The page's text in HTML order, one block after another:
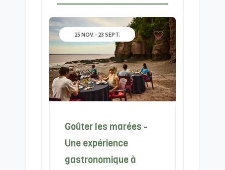
25 NOV. - 23 SEPT.
Goûter les marées -
Une expérience
gastronomique à